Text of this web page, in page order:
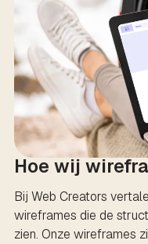
Hoe wij
Bij Web Creators
wireframes die de
zien. Onze wireframes